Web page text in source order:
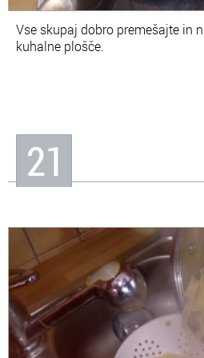
Vse skupaj dobro premešajte in
kuhalne plošče.
21